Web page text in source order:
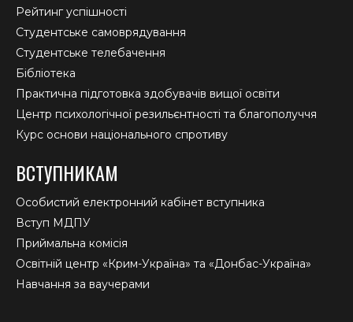
Рейтинг успішності
Студентське самоврядування
Студентське телебачення
Бібліотека
Практична підготовка здобувачів вищої освіти
Центр психологічної резильєнтності та благополуччя
Курс основи національного спротиву
ВСТУПНИКАМ
Особистий електронний кабінет вступника
Вступ МДПУ
Приймальна комісія
Освітній центр «Крим-Україна» та «Донбас-Україна»
Навчання за ваучерами